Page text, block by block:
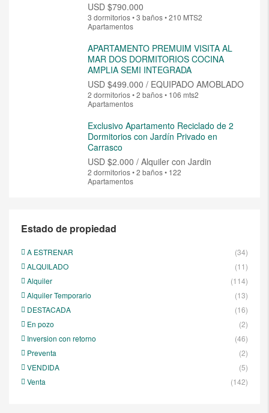
USD $790.000
3 dormitorios • 3 baños • 210 MTS2
Apartamentos
APARTAMENTO PREMUIM VISITA AL
MAR DOS DORMITORIOS COCINA
AMPLIA SEMI INTEGRADA
USD $499.000 / EQUIPADO AMOBLADO
2 dormitorios • 2 baños • 106 mts2
Apartamentos
Exclusivo Apartamento Reciclado de 2
Dormitorios con Jardín Privado en
Carrasco
USD $2.000 / Alquiler con Jardin
2 dormitorios • 2 baños • 122
Apartamentos
Estado de propiedad
A ESTRENAR
(34)
ALQUILADO
(11)
Alquiler
(114)
Alquiler Temporario
(13)
DESTACADA
(16)
En pozo
(2)
Inversion con retorno
(46)
Preventa
(2)
VENDIDA
(5)
Venta
(142)